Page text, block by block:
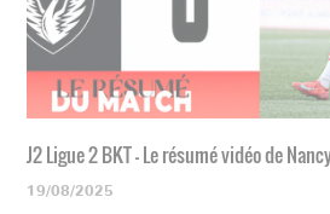
J2 Ligue 2 BKT - Le résumé vidéo de
19/08/2025